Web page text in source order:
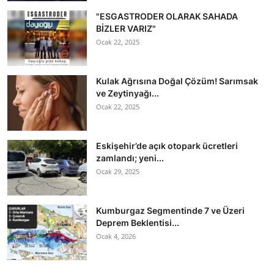
"ESGASTRODER OLARAK SAHADA
BİZLER VARIZ"
Ocak 22, 2025
Kulak Ağrısına Doğal Çözüm! Sarımsak
ve Zeytinyağı...
Ocak 22, 2025
Eskişehir’de açık otopark ücretleri
zamlandı; yeni...
Ocak 29, 2025
Kumburgaz Segmentinde 7 ve Üzeri
Deprem Beklentisi...
Ocak 4, 2026